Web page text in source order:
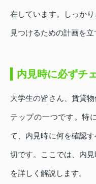
在しています。しっか
見つけるための計画を立
内見時に必ずチ
大学生の皆さん、賃貸
テップの一つです。特
て、内見時に何を確認
切です。ここでは、内
を詳しく解説します。